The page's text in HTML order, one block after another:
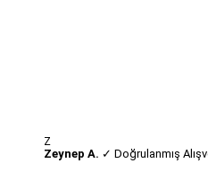
Z
Zeynep A. ✓ Doğrulanmış